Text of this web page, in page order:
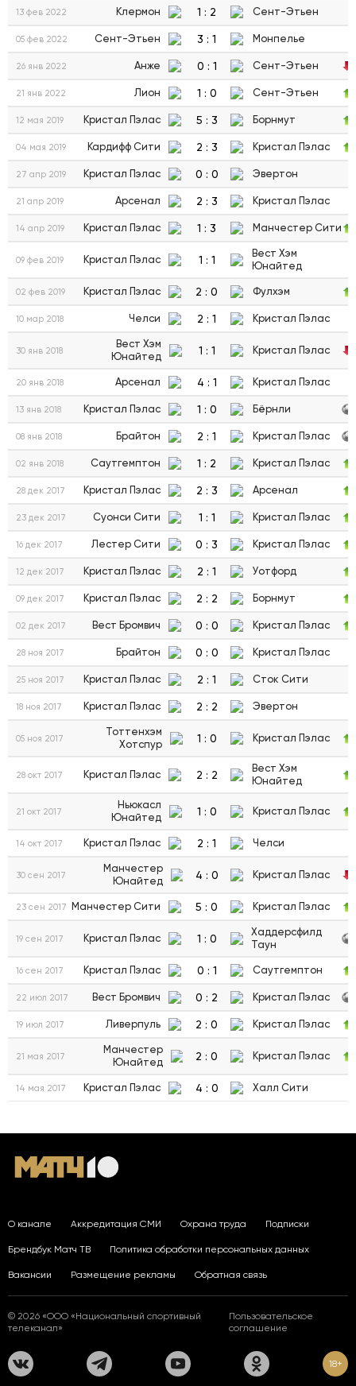
13 фев 2022 Клермон 1 : 2 Сент-Этьен
05 фев 2022 Сент-Этьен 3 : 1 Монпелье
26 янв 2022 Анже 0 : 1 Сент-Этьен
21 янв 2022 Лион 1 : 0 Сент-Этьен
12 мая 2019 Кристал Пэлас 5 : 3 Борнмут
04 мая 2019 Кардифф Сити 2 : 3 Кристал Пэлас
27 апр 2019 Кристал Пэлас 0 : 0 Эвертон
21 апр 2019 Арсенал 2 : 3 Кристал Пэлас
14 апр 2019 Кристал Пэлас 1 : 3 Манчестер Сити
09 фев 2019 Кристал Пэлас 1 : 1
Вест Хэм
Юнайтед
02 фев 2019 Кристал Пэлас 2 : 0 Фулхэм
10 мар 2018 Челси 2 : 1 Кристал Пэлас
30 янв 2018
Вест Хэм
Юнайтед
1 : 1 Кристал Пэлас
20 янв 2018 Арсенал 4 : 1 Кристал Пэлас
13 янв 2018 Кристал Пэлас 1 : 0 Бёрнли
08 янв 2018 Брайтон 2 : 1 Кристал Пэлас
02 янв 2018 Саутгемптон 1 : 2 Кристал Пэлас
28 дек 2017 Кристал Пэлас 2 : 3 Арсенал
23 дек 2017 Суонси Сити 1 : 1 Кристал Пэлас
16 дек 2017 Лестер Сити 0 : 3 Кристал Пэлас
12 дек 2017 Кристал Пэлас 2 : 1 Уотфорд
09 дек 2017 Кристал Пэлас 2 : 2 Борнмут
02 дек 2017 Вест Бромвич 0 : 0 Кристал Пэлас
28 ноя 2017 Брайтон 0 : 0 Кристал Пэлас
25 ноя 2017 Кристал Пэлас 2 : 1 Сток Сити
18 ноя 2017 Кристал Пэлас 2 : 2 Эвертон
05 ноя 2017
Тоттенхэм
Хотспур
1 : 0 Кристал Пэлас
28 окт 2017 Кристал Пэлас 2 : 2
Вест Хэм
Юнайтед
21 окт 2017
Ньюкасл
Юнайтед
1 : 0 Кристал Пэлас
14 окт 2017 Кристал Пэлас 2 : 1 Челси
30 сен 2017
Манчестер
Юнайтед
4 : 0 Кристал Пэлас
23 сен 2017 Манчестер Сити 5 : 0 Кристал Пэлас
19 сен 2017 Кристал Пэлас 1 : 0
Хаддерсфилд
Таун
16 сен 2017 Кристал Пэлас 0 : 1 Саутгемптон
22 июл 2017 Вест Бромвич 0 : 2 Кристал Пэлас
19 июл 2017 Ливерпуль 2 : 0 Кристал Пэлас
21 мая 2017
Манчестер
Юнайтед
2 : 0 Кристал Пэлас
14 мая 2017 Кристал Пэлас 4 : 0 Халл Сити
О канале Аккредитация СМИ Охрана труда Подписки
Брендбук Матч ТВ Политика обработки персональных данных
Вакансии Размещение рекламы Обратная связь
© 2026 «ООО «Национальный спортивный
телеканал»
Пользовательское
соглашение
18+